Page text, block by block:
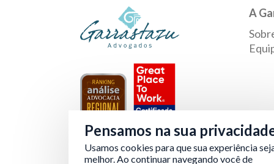
Verificada por
A
Pensamos na sua
Usamos cookies para que sua experiência
melhor. Ao continuar navegando você de